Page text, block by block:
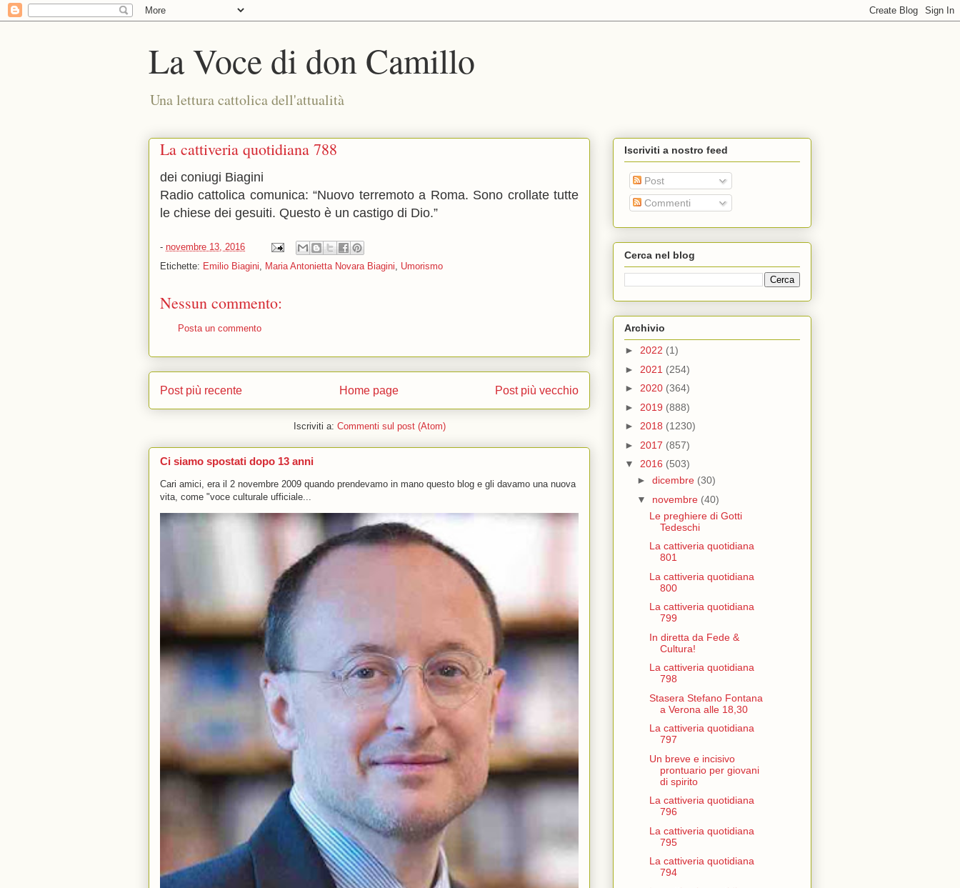
La Voce di don Camillo
Una lettura cattolica dell'attualità
La cattiveria quotidiana 788
dei coniugi Biagini
Radio cattolica comunica: “Nuovo terremoto a Roma. Sono crollate tutte
le chiese dei gesuiti. Questo è un castigo di Dio.”
- novembre 13, 2016
Etichette: Emilio Biagini, Maria Antonietta Novara Biagini, Umorismo
Nessun commento:
Posta un commento
Post più recente Post più vecchio
Home page
Iscriviti a: Commenti sul post (Atom)
Ci siamo spostati dopo 13 anni
Cari amici, era il 2 novembre 2009 quando prendevamo in mano questo blog e gli davamo una nuova
vita, come "voce culturale ufficiale...
Iscriviti a nostro feed
Post
Commenti
Cerca nel blog
Archivio
► 2022 (1)
► 2021 (254)
► 2020 (364)
► 2019 (888)
► 2018 (1230)
► 2017 (857)
▼ 2016 (503)
► dicembre (30)
▼ novembre (40)
Le preghiere di Gotti
Tedeschi
La cattiveria quotidiana
801
La cattiveria quotidiana
800
La cattiveria quotidiana
799
In diretta da Fede &
Cultura!
La cattiveria quotidiana
798
Stasera Stefano Fontana
a Verona alle 18,30
La cattiveria quotidiana
797
Un breve e incisivo
prontuario per giovani
di spirito
La cattiveria quotidiana
796
La cattiveria quotidiana
795
La cattiveria quotidiana
794